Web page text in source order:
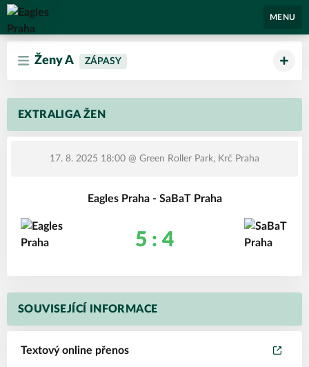
Eagles Praha
MENU
Ženy A ZÁPASY
EXTRALIGA ŽEN
17. 8. 2025 18:00 @ Green Roller Park, Krč Praha
Eagles Praha - SaBaT Praha
5 : 4
SOUVISEJÍCÍ INFORMACE
Textový online přenos